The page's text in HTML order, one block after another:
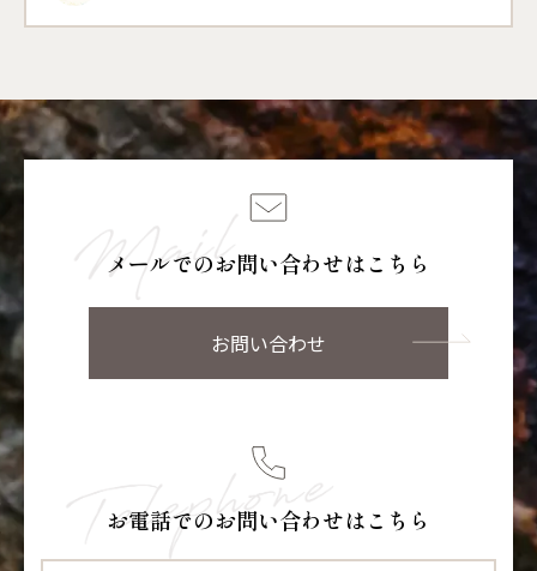
メールでのお問い合わせはこちら
お問い合わせ
お電話でのお問い合わせはこちら